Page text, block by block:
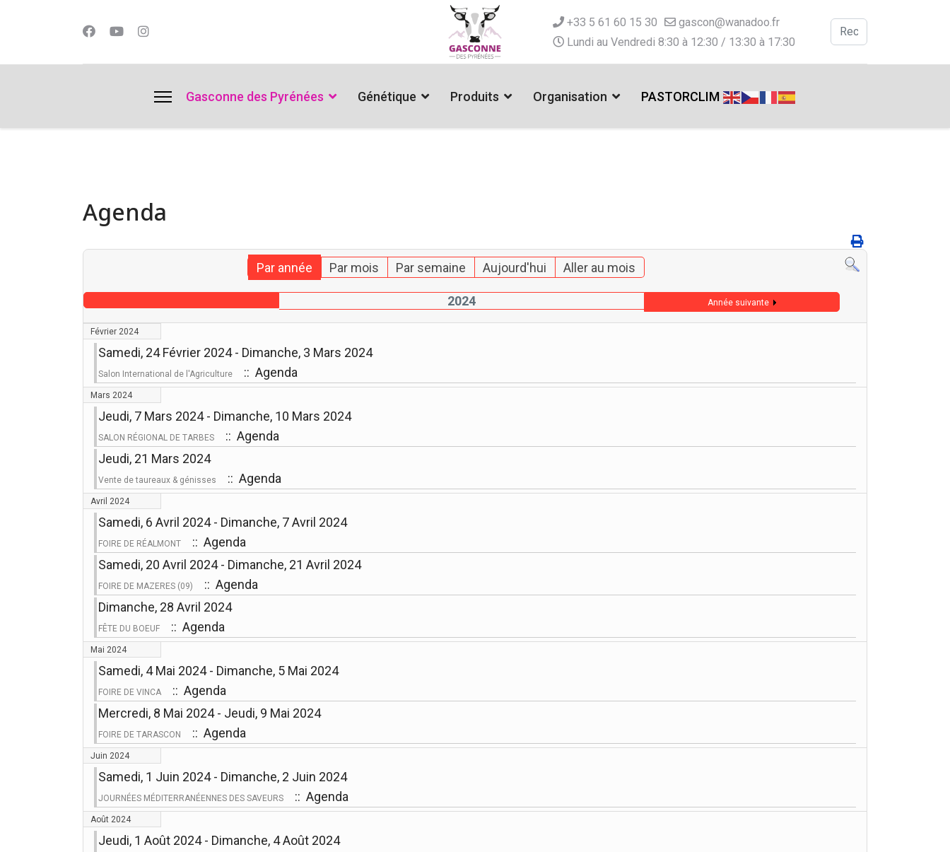
+33 5 61 60 15 30
gascon@wanadoo.fr
Lundi au Vendredi 8:30 à 12:30 / 13:30 à 17:30
Valider
Gasconne des Pyrénées Génétique Produits Organisation PASTORCLIM
Agenda
Par année Par mois Par semaine Aujourd'hui Aller au mois
2024 Année suivante
Février 2024
Samedi, 24 Février 2024 - Dimanche, 3 Mars 2024
Salon International de l'Agriculture :: Agenda
Mars 2024
Jeudi, 7 Mars 2024 - Dimanche, 10 Mars 2024
SALON RÉGIONAL DE TARBES
:: Agenda
Jeudi, 21 Mars 2024
Vente de taureaux & génisses :: Agenda
Avril 2024
Samedi, 6 Avril 2024 - Dimanche, 7 Avril 2024
FOIRE DE RÉALMONT
:: Agenda
Samedi, 20 Avril 2024 - Dimanche, 21 Avril 2024
FOIRE DE MAZERES (09)
:: Agenda
Dimanche, 28 Avril 2024
FÊTE DU BOEUF :: Agenda
Mai 2024
Samedi, 4 Mai 2024 - Dimanche, 5 Mai 2024
FOIRE DE VINCA
:: Agenda
Mercredi, 8 Mai 2024 - Jeudi, 9 Mai 2024
FOIRE DE TARASCON :: Agenda
Juin 2024
Samedi, 1 Juin 2024 - Dimanche, 2 Juin 2024
JOURNÉES MÉDITERRANÉENNES DES SAVEURS :: Agenda
Août 2024
Jeudi, 1 Août 2024 - Dimanche, 4 Août 2024